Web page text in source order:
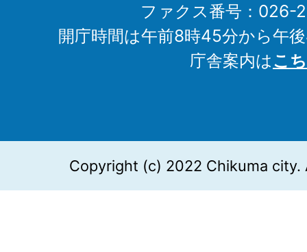
ファクス番号：026-
開庁時間は午前8時45分から午
庁舎案内はこ
Copyright (c) 2022 Chikuma city.